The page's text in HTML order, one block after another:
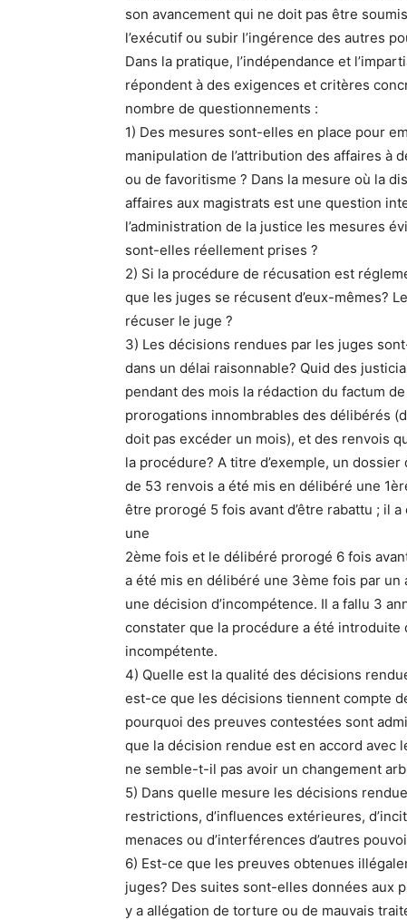
son avancement qui ne doit pas être
l’exécutif ou subir l’ingérence des autres
Dans la pratique, l’indépendance et
répondent à des exigences et critères
nombre de questionnements :
1) Des mesures sont-elles en place pour
manipulation de l’attribution des affaires à
ou de favoritisme ? Dans la mesure où la
affaires aux magistrats est une question
l’administration de la justice les mesures
sont-elles réellement prises ?
2) Si la procédure de récusation est
que les juges se récusent d’eux-mêmes?
récuser le juge ?
3) Les décisions rendues par les juges
dans un délai raisonnable? Quid des
pendant des mois la rédaction du factum
prorogations innombrables des délibérés
doit pas excéder un mois), et des renvois
la procédure? A titre d’exemple, un dossier
de 53 renvois a été mis en délibéré une
être prorogé 5 fois avant d’être rabattu ; il
une
2ème fois et le délibéré prorogé 6 fois
a été mis en délibéré une 3ème fois par un
une décision d’incompétence. Il a fallu 3
constater que la procédure a été introduite
incompétente.
4) Quelle est la qualité des décisions
est-ce que les décisions tiennent compte
pourquoi des preuves contestées sont
que la décision rendue est en accord avec
ne semble-t-il pas avoir un changement
5) Dans quelle mesure les décisions
restrictions, d’influences extérieures,
menaces ou d’interférences d’autres
6) Est-ce que les preuves obtenues
juges? Des suites sont-elles données aux
y a allégation de torture ou de mauvais